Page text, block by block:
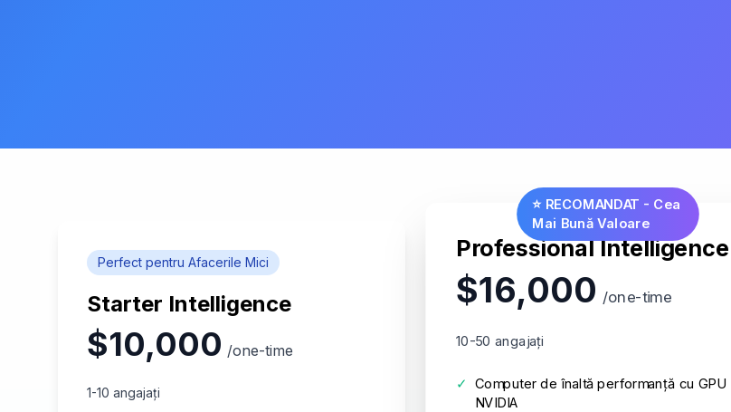
Perfect pentru Afacerile Mici
Starter Intelligence
$10,000 /one-time
1-10 angajați
⭐ RECOMANDAT - Cea
Mai Bună Valoare
Professional Intelligence
$16,000 /one-time
10-50 angajați
✓
Computer de înaltă performanță cu GPU
NVIDIA